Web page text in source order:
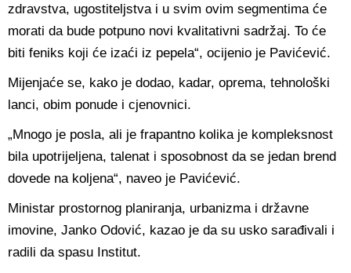
zdravstva, ugostiteljstva i u svim ovim segmentima će
morati da bude potpuno novi kvalitativni sadržaj. To će
biti feniks koji će izaći iz pepela“, ocijenio je Pavićević.
Mijenjaće se, kako je dodao, kadar, oprema, tehnološki
lanci, obim ponude i cjenovnici.
„Mnogo je posla, ali je frapantno kolika je kompleksnost
bila upotrijeljena, talenat i sposobnost da se jedan brend
dovede na koljena“, naveo je Pavićević.
Ministar prostornog planiranja, urbanizma i državne
imovine, Janko Odović, kazao je da su usko sarađivali i
radili da spasu Institut.